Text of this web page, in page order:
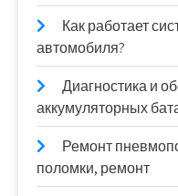
Как работает
автомобиля?
Диагностика и
аккумуляторных
Ремонт
поломки, ремонт